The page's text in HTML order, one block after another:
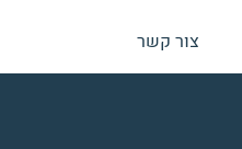
צור קשר